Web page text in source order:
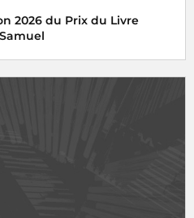
2026 du Prix du Livre